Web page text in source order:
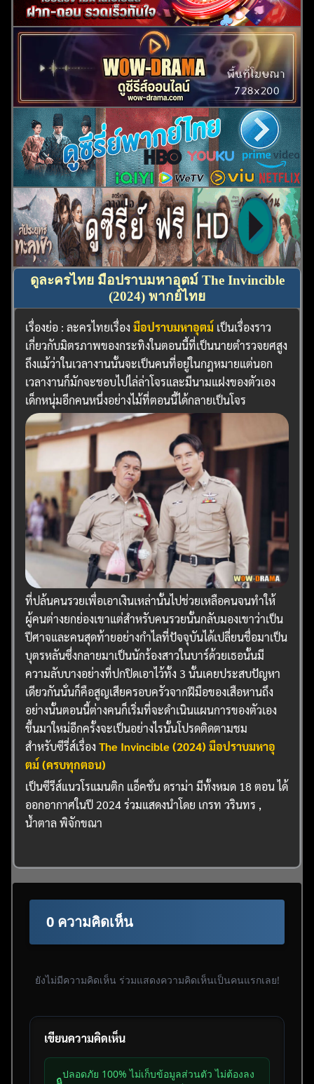
ค้นหา
สำหรับ:
ดูละครไทย มือปราบมหาอุตม์ The Invincible
(2024) พากย์ไทย
เรื่องย่อ : ละครไทยเรื่องมือปราบมหาอุตม์ เป็นเรื่องราว
เกี่ยวกับมิตรภาพของกระทิงในตอนนี้ที่เป็นนายตำรวจยศสูง
ถึงแม้ว่าในเวลางานนั้นจะเป็นคนที่อยู่ในกฎหมายแต่นอก
เวลางานก็มักจะชอบไปไล่ล่าโจรและมีนามแฝงของตัวเอง
เด็กหนุ่มอีกคนหนึ่งอย่างไม้ที่ตอนนี้ได้กลายเป็นโจร
ที่ปล้นคนรวยเพื่อเอาเงินเหล่านั้นไปช่วยเหลือคนจนทำให้
ผู้คนต่างยกย่องเขาแต่สำหรับคนรวยนั้นกลับมองเขาว่าเป็น
ปีศาจและคนสุดท้ายอย่างกำไลที่ปัจจุบันได้เปลี่ยนชื่อมาเป็น
บุตรหลันซึ่งกลายมาเป็นนักร้องสาวในบาร์ด้วยเธอนั้นมี
ความลับบางอย่างที่ปกปิดเอาไว้ทั้ง 3 นั้นเคยประสบปัญหา
เดียวกันนั่นก็คือสูญเสียครอบครัวจากฝีมือของเสือหานถึง
อย่างนั้นตอนนี้ต่างคนก็เริ่มที่จะดำเนินแผนการของตัวเอง
ขึ้นมาใหม่อีกครั้งจะเป็นอย่างไรนั้นโปรดติดตามชม
สำหรับซีรี่ส์เรื่องThe Invincible (2024) มือปราบมหาอุ
ตม์ (ครบทุกตอน)
เป็นซีรีส์แนวโรแมนติก แอ็คชั่น ดราม่า มีทั้งหมด 18 ตอน ได้
ออกอากาศในปี 2024 ร่วมแสดงนำโดย เกรท วรินทร ,
น้ำตาล พิจักขณา
0 ความคิดเห็น
ยังไม่มีความคิดเห็น ร่วมแสดงความคิดเห็นเป็นคนแรกเลย!
เขียนความคิดเห็น
ปลอดภัย 100% ไม่เก็บข้อมูลส่วนตัว ไม่ต้องลง